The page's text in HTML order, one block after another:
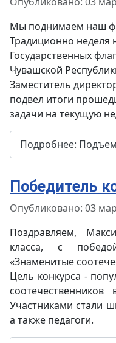
Мы поднимаем наш
Традиционно неделя
Государственных
Чувашской
Заместитель
подвел итоги
задачи на текущую
Подробнее:
Победитель
Информация о
Опубликовано: 03
Поздравляем,
класса, с
«Знаменитые
Цель конкурса -
Участниками стали
а также педагоги.